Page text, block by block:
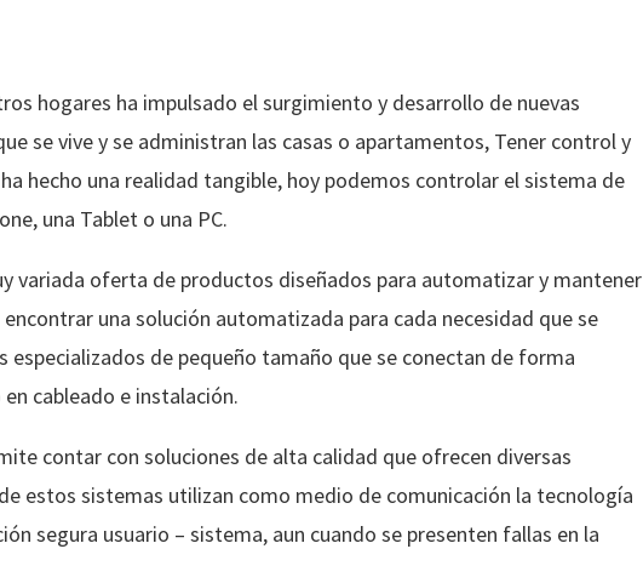
hogares ha impulsado el surgimiento y desarrollo de nuevas
se vive y se administran las casas o apartamentos, Tener control y
hecho una realidad tangible, hoy podemos controlar el sistema de
una Tablet o una PC.
variada oferta de productos diseñados para automatizar y mantener
una solución automatizada para cada necesidad que se
de pequeño tamaño que se conectan de forma
cableado e instalación.
contar con soluciones de alta calidad que ofrecen diversas
estos sistemas utilizan como medio de comunicación la tecnología
segura usuario – sistema, aun cuando se presenten fallas en la